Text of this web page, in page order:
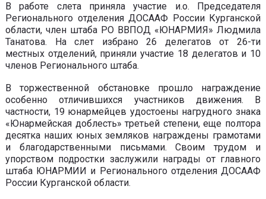
В работе слета приняла участие и.о. Председателя
Регионального отделения ДОСААФ России Курганской
области, член штаба РО ВВПОД «ЮНАРМИЯ» Людмила
Танатова. На слет избрано 26 делегатов от 26-ти
местных отделений, приняли участие 18 делегатов и 10
членов Регионального штаба.
В торжественной обстановке прошло награждение
особенно отличившихся участников движения. В
частности, 19 юнармейцев удостоены нагрудного знака
«Юнармейская доблесть» третьей степени, еще полтора
десятка наших юных земляков награждены грамотами
и благодарственными письмами. Своим трудом и
упорством подростки заслужили награды от главного
штаба ЮНАРМИИ и Регионального отделения ДОСААФ
России Курганской области.